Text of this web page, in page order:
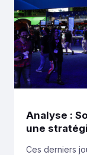
Analyse :
une
Ces derniers